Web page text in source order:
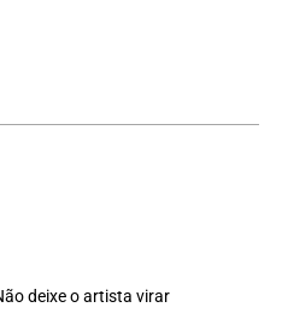
deixe o artista virar